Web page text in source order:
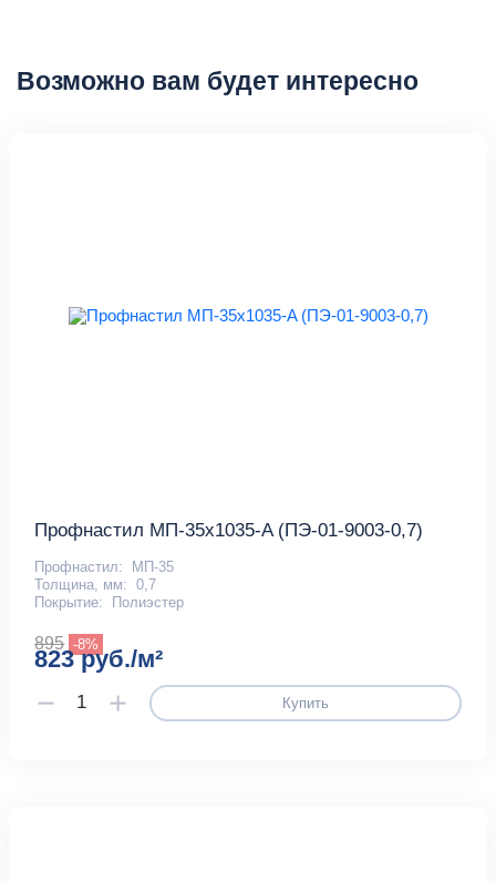
Возможно вам будет интересно
Профнастил МП-35x1035-A (ПЭ-01-9003-0,7)
Профнастил:
МП-35
Толщина, мм: 0,7
Покрытие:
Полиэстер
895 -8%
823 руб./м²
Купить